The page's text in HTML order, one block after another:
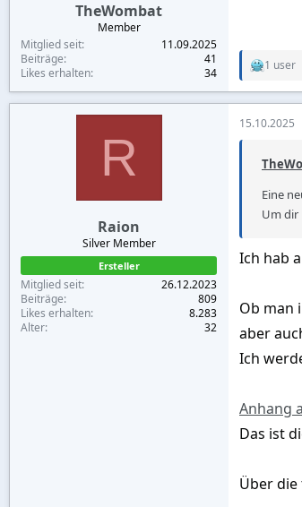
TheWombat
Member
Mitglied seit
11.09.2025
Beiträge
41
Likes erhalten
34
R
a
t
1 user
R
Raion
Silver Member
Ersteller
Mitglied seit
26.12.2023
Beiträge
809
Likes erhalten
8.283
Alter
32
15.10.2025
Eine
Um dir
Ich hab
Ob man
aber
Ich
Anhang
Das ist
Über